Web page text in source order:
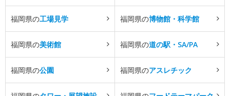
福岡県の工場見学 福岡県の博物館・科学館
福岡県の美術館 福岡県の道の駅・SA/PA
福岡県の公園 福岡県のアスレチック